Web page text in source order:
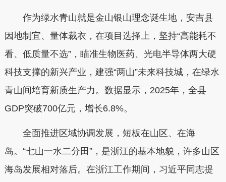
作为绿水青山就是金山银山理念诞生地，安吉县
因地制宜、量体裁衣，在项目选择上，坚持“高能耗不
看、低质量不选”，瞄准生物医药、光电半导体两大硬
科技支撑的新兴产业，建强“两山”未来科技城，在绿水
青山间培育新质生产力。数据显示，2025年，全县
GDP突破700亿元，增长6.8%。
全面推进区域协调发展，短板在山区、在海
岛。“七山一水二分田”，是浙江的基本地貌，许多山区
海岛发展相对落后。在浙江工作期间，习近平同志提